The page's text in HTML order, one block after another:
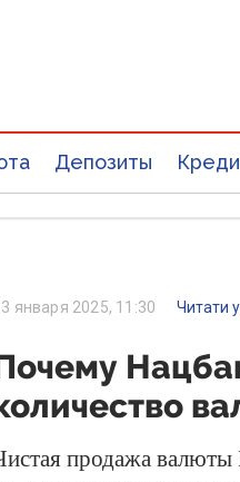
Депозиты
января 2025, 11:30 Читати
продажа